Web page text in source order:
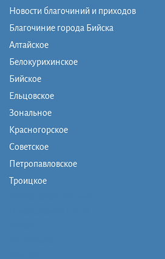
Новости благочиний и приходов
Благочиние города Бийска
Алтайское
Белокурихинское
Бийское
Ельцовское
Зональное
Красногорское
Советское
Петропавловское
Троицкое